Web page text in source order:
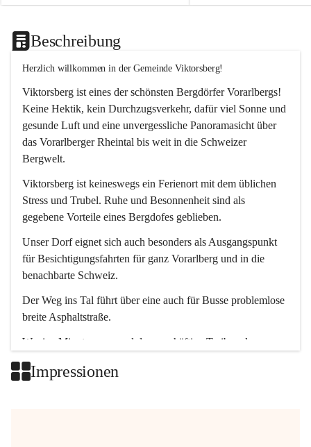
Beschreibung
Herzlich willkommen in der Gemeinde Viktorsberg!
Viktorsberg ist eines der schönsten Bergdörfer Vorarlbergs!
Keine Hektik, kein Durchzugsverkehr, dafür viel Sonne und
gesunde Luft und eine unvergessliche Panoramasicht über
das Vorarlberger Rheintal bis weit in die Schweizer
Bergwelt.
Viktorsberg ist keineswegs ein Ferienort mit dem üblichen
Stress und Trubel. Ruhe und Besonnenheit sind als
gegebene Vorteile eines Bergdofes geblieben.
Unser Dorf eignet sich auch besonders als Ausgangspunkt
für Besichtigungsfahrten für ganz Vorarlberg und in die
benachbarte Schweiz.
Der Weg ins Tal führt über eine auch für Busse problemlose
breite Asphaltstraße.
Wenige Minuten nur, und das geschäftige Treiben der
Impressionen